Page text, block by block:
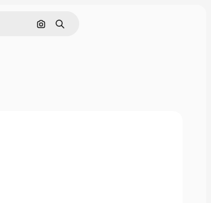
Поиск по изображению
Поиск